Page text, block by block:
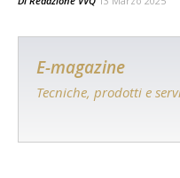
E-magazine
Tecniche, prodotti e